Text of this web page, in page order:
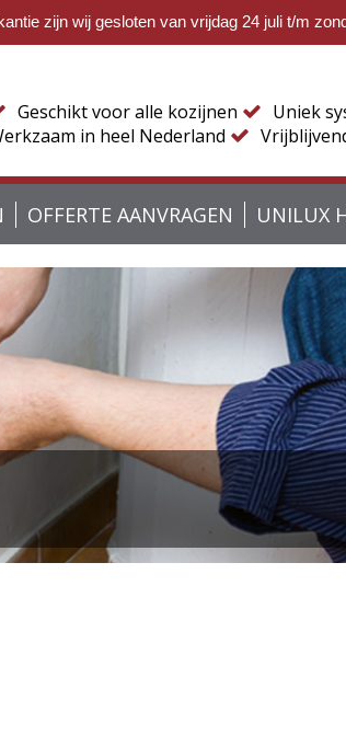
zijn wij gesloten van vrijdag 24 juli t/m
Geschikt voor alle kozijnen
Uniek
in heel Nederland
OFFERTE AANVRAGEN UNILUX